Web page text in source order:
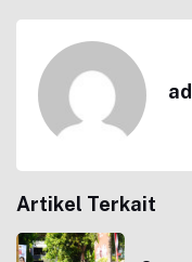
Artikel Terkait